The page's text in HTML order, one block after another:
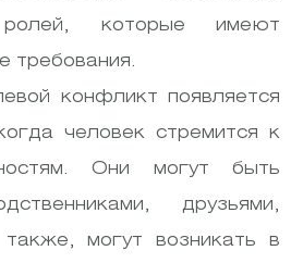
ролей, которые имеют
требования.
конфликт появляется
человек стремится к
Они могут быть
друзьями,
могут возникать в